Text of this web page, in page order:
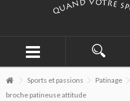
Sports et passions Patinage
broche patineuse attitude